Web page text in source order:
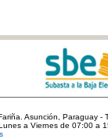
Asunción, Paraguay -
a Viernes de 07:00 a